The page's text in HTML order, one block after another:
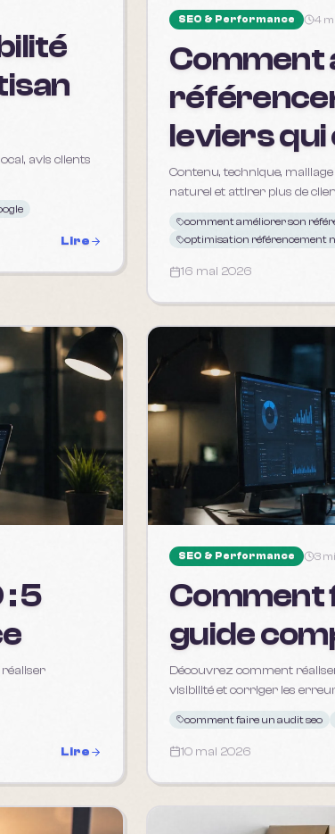
avis clients
Lire
SEO & Performance 4
Comment
leviers
Contenu, technique,
naturel et attirer plus de
comment améliorer son
optimisation référencement
16 mai 2026
5
réaliser
Lire
SEO & Performance 3
Comment
guide
Découvrez comment
visibilité et corriger les
comment faire un audit seo
10 mai 2026